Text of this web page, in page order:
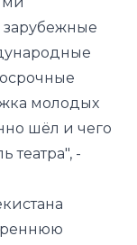
молодых
шёл и чего
театра", -